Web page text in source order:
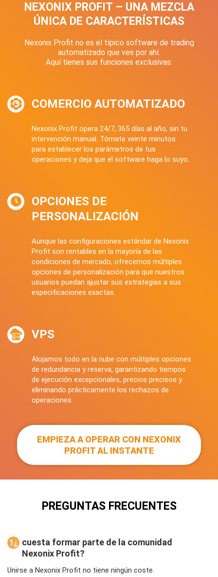
NEXONIX PROFIT – UNA MEZCLA
ÚNICA DE CARACTERÍSTICAS
Nexonix Profit no es el típico software de trading
automatizado que ves por ahí.
Aquí tienes sus funciones exclusivas:
VPS
Alojamos todo en la nube con múltiples opciones
de redundancia y reserva, garantizando tiempos
de ejecución excepcionales, precios precisos y
eliminando prácticamente los rechazos de
operaciones.
OPCIONES DE
PERSONALIZACIÓN
Aunque las configuraciones estándar de Nexonix
Profit son rentables en la mayoría de las
condiciones de mercado, ofrecemos múltiples
opciones de personalización para que nuestros
usuarios puedan ajustar sus estrategias a sus
especificaciones exactas.
COMERCIO AUTOMATIZADO
Nexonix Profit opera 24/7, 365 días al año, sin tu
intervención manual. Tómate veinte minutos
para establecer los parámetros de tus
operaciones y deja que el software haga lo suyo.
EMPIEZA A OPERAR CON NEXONIX
PROFIT AL INSTANTE
PREGUNTAS FRECUENTES
1¿
ánt
cuesta formar parte de la comunidad
Nexonix Profit?
Unirse a Nexonix Profit no tiene ningún coste.